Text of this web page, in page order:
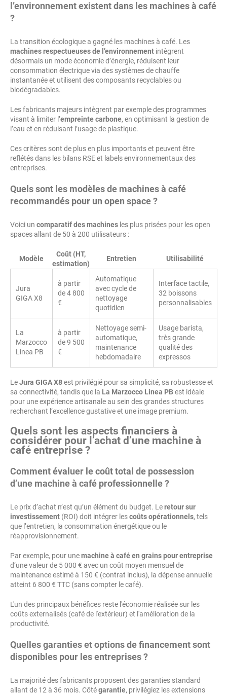
l’environnement existent dans les machines à café
?
La transition écologique a gagné les machines à café. Les
machines respectueuses de l’environnement intègrent
désormais un mode économie d’énergie, réduisent leur
consommation électrique via des systèmes de chauffe
instantanée et utilisent des composants recyclables ou
biodégradables.
Les fabricants majeurs intègrent par exemple des programmes
visant à limiter l’empreinte carbone, en optimisant la gestion de
l’eau et en réduisant l’usage de plastique.
Ces critères sont de plus en plus importants et peuvent être
reflétés dans les bilans RSE et labels environnementaux des
entreprises.
Quels sont les modèles de machines à café
recommandés pour un open space ?
Voici un comparatif des machines les plus prisées pour les open
spaces allant de 50 à 200 utilisateurs :
Modèle
Coût (HT,
estimation)
Entretien Utilisabilité
Jura
GIGA X8
à partir
de 4 800
€
Automatique
avec cycle de
nettoyage
quotidien
Interface tactile,
32 boissons
personnalisables
La
Marzocco
Linea PB
à partir
de 9 500
€
Nettoyage semi-
automatique,
maintenance
hebdomadaire
Usage barista,
très grande
qualité des
expressos
LeJura GIGA X8est privilégié pour sa simplicité, sa robustesse et
sa connectivité, tandis que la La Marzocco Linea PBest idéale
pour une expérience artisanale au sein des grandes structures
recherchant l’excellence gustative et une image premium.
Quels sont les aspects financiers à
considérer pour l’achat d’une machine à
café entreprise ?
Comment évaluer le coût total de possession
d’une machine à café professionnelle ?
Le prix d’achat n’est qu’un élément du budget. Leretour sur
investissement (ROI) doit intégrer lescoûts opérationnels, tels
que l’entretien, la consommation énergétique ou le
réapprovisionnement.
Par exemple, pour unemachine à café en grains pour entreprise
d’une valeur de 5 000 € avec un coût moyen mensuel de
maintenance estimé à 150 € (contrat inclus), la dépense annuelle
atteint 6 800 € TTC (sans compter le café).
L'un des principaux bénéfices reste l'économie réalisée sur les
coûts externalisés (café de l'extérieur) et l'amélioration de la
productivité.
Quelles garanties et options de financement sont
disponibles pour les entreprises ?
La majorité des fabricants proposent des garanties standard
allant de 12 à 36 mois. Côtégarantie, privilégiez les extensions